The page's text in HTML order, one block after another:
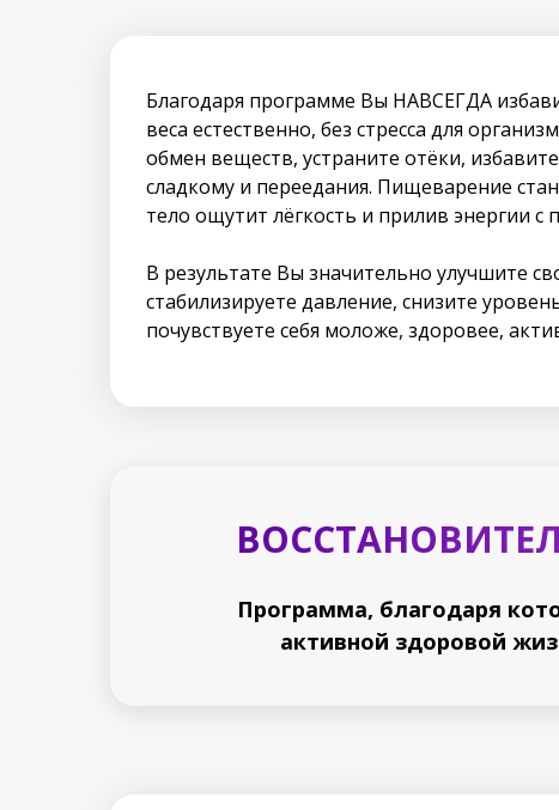
Благодаря программе Вы НАВСЕГДА
веса естественно, без стресса для
обмен веществ, устраните отёки,
сладкому и переедания. Пищеварение
тело ощутит лёгкость и прилив энергии с
В результате Вы значительно улучшите
стабилизируете давление, снизите
почувствуете себя моложе, здоровее,
Программа, благодаря
активной здоровой